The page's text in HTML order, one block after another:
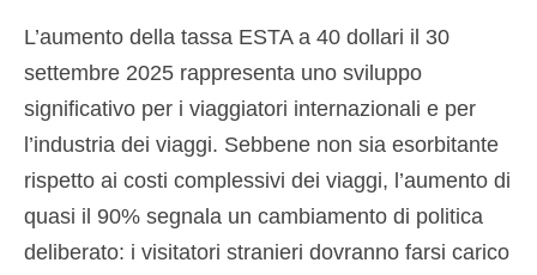
L’aumento della tassa ESTA a 40 dollari il 30
settembre 2025 rappresenta uno sviluppo
significativo per i viaggiatori internazionali e per
l’industria dei viaggi. Sebbene non sia esorbitante
rispetto ai costi complessivi dei viaggi, l’aumento di
quasi il 90% segnala un cambiamento di politica
deliberato: i visitatori stranieri dovranno farsi carico